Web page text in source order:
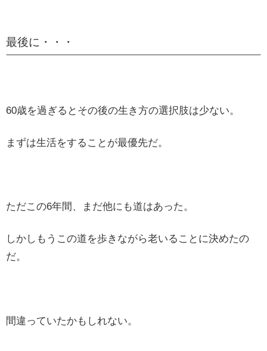
最後に・・・
60歳を過ぎるとその後の生き方の選択肢は少ない。
まずは生活をすることが最優先だ。
ただこの6年間、まだ他にも道はあった。
しかしもうこの道を歩きながら老いることに決めたの
だ。
間違っていたかもしれない。